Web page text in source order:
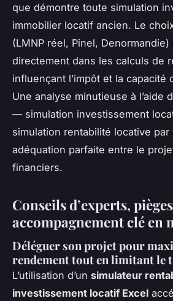
que démontre toute simulation
immobilier locatif ancien. Le
(LMNP réel, Pinel,
directement dans les calculs de
influençant l’impôt et la capacité
Une analyse minutieuse à l’aide
— simulation investissement
simulation rentabilité locative
adéquation parfaite entre le
financiers.
Conseils d’experts,
accompagnement clé en
Déléguer son projet pour
rendement tout en limitant le
L’utilisation d’un simulateur
investissement locatif Excel